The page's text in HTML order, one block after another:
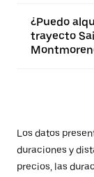
¿Puedo
trayecto
Los datos
duraciones y
precios, las